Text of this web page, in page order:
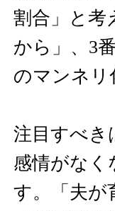
割合」と考
から」、3
のマンネリ
注目すべき
感情がなく
す。「夫が